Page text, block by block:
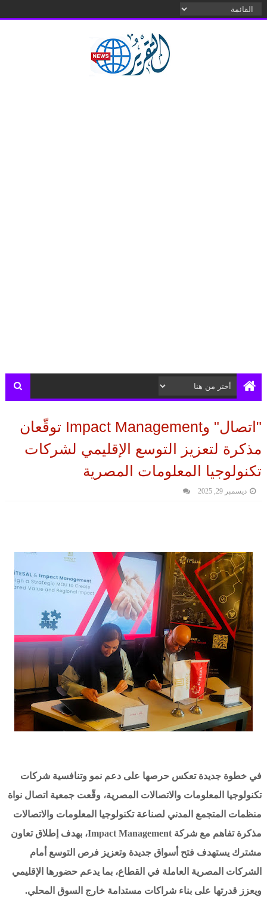
"اتصال" وImpact Management توقّعان
مذكرة لتعزيز التوسع الإقليمي لشركات
تكنولوجيا المعلومات المصرية
ديسمبر 29, 2025
في خطوة جديدة تعكس حرصها على دعم نمو وتنافسية شركات
تكنولوجيا المعلومات والاتصالات المصرية، وقّعت جمعية اتصال نواة
منظمات المتجمع المدني لصناعة تكنولوجيا المعلومات والاتصالات
مذكرة تفاهم مع شركة Impact Management، بهدف إطلاق تعاون
مشترك يستهدف فتح أسواق جديدة وتعزيز فرص التوسع أمام
الشركات المصرية العاملة في القطاع، بما يدعم حضورها الإقليمي
ويعزز قدرتها على بناء شراكات مستدامة خارج السوق المحلي.